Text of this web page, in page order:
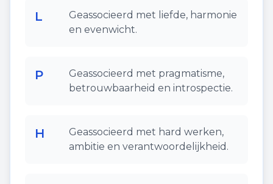
L
Geassocieerd met liefde, harmonie
en evenwicht.
P
Geassocieerd met pragmatisme,
betrouwbaarheid en introspectie.
H
Geassocieerd met hard werken,
ambitie en verantwoordelijkheid.